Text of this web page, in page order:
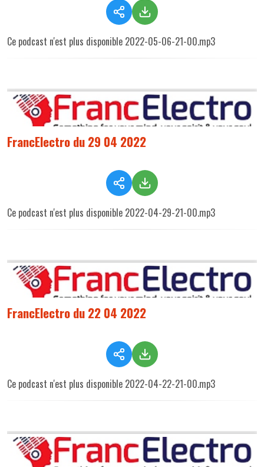
Ce podcast n'est plus disponible 2022-05-06-21-00.mp3
FrancElectro du 29 04 2022
Ce podcast n'est plus disponible 2022-04-29-21-00.mp3
FrancElectro du 22 04 2022
Ce podcast n'est plus disponible 2022-04-22-21-00.mp3